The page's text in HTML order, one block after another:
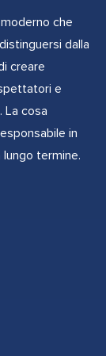
che
dalla
creare
e
La cosa
in
termine.